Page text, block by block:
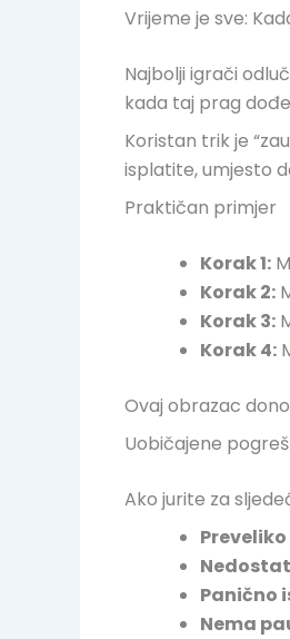
Vrijeme je sve:
Najbolji igrači
kada taj prag
Koristan trik je
isplatite, umjesto
Praktičan primjer
Korak 1:
Korak 2:
Korak 3:
Korak 4:
Ovaj obrazac
Uobičajene
Ako jurite za
Panično
Nema